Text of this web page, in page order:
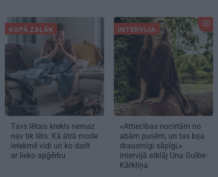
KOPĀ ZAĻĀK
Tavs lētais krekls nemaz
nav tik lēts. Kā ātrā mode
ietekmē vidi un ko darīt
ar lieko apģērbu
INTERVIJA
«Attiecības nocirtām no
abām pusēm, un tas bija
drausmīgi sāpīgi,»
intervijā atklāj Una Gulbe-
Kārkliņa